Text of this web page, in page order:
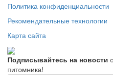
Политика конфиденциальности
Рекомендательные технологии
Карта сайта
Подписывайтесь на новости
питомника!